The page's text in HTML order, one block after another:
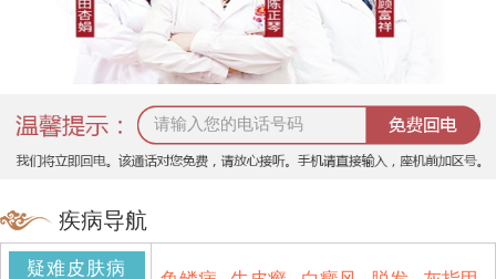
疾病导航
疑难皮肤病